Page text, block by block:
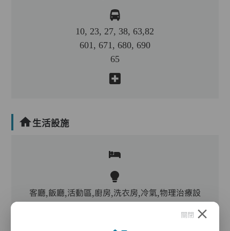
10, 23, 27, 38, 63,82
601, 671, 680, 690
65
生活設施
客廳,飯廳,活動區,廚房,洗衣房,冷氣,物理治療設
關閉